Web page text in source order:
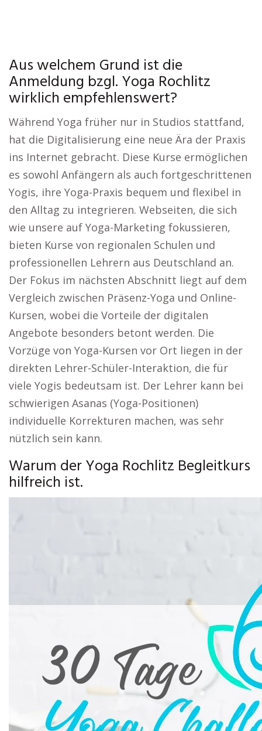
Aus welchem Grund ist die
Anmeldung bzgl. Yoga Rochlitz
wirklich empfehlenswert?
Während Yoga früher nur in Studios stattfand,
hat die Digitalisierung eine neue Ära der Praxis
ins Internet gebracht. Diese Kurse ermöglichen
es sowohl Anfängern als auch fortgeschrittenen
Yogis, ihre Yoga-Praxis bequem und flexibel in
den Alltag zu integrieren. Webseiten, die sich
wie unsere auf Yoga-Marketing fokussieren,
bieten Kurse von regionalen Schulen und
professionellen Lehrern aus Deutschland an.
Der Fokus im nächsten Abschnitt liegt auf dem
Vergleich zwischen Präsenz-Yoga und Online-
Kursen, wobei die Vorteile der digitalen
Angebote besonders betont werden. Die
Vorzüge von Yoga-Kursen vor Ort liegen in der
direkten Lehrer-Schüler-Interaktion, die für
viele Yogis bedeutsam ist. Der Lehrer kann bei
schwierigen Asanas (Yoga-Positionen)
individuelle Korrekturen machen, was sehr
nützlich sein kann.
Warum der Yoga Rochlitz Begleitkurs
hilfreich ist.